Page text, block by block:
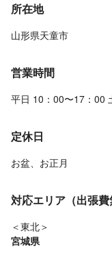
所在地
山形県天童市
営業時間
平日 10：00〜17：00
定休日
お盆、お正月
対応エリア（出張費
＜東北＞
宮城県